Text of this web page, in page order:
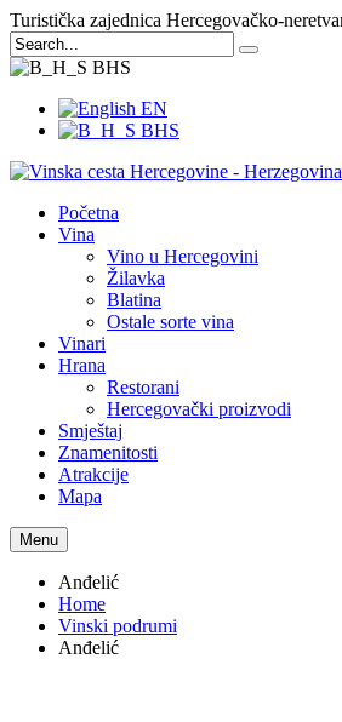
Turistička zajednica Hercegovačko-
BHS
EN
BHS
Početna
Vina
Vino u Hercegovini
Žilavka
Blatina
Ostale sorte vina
Vinari
Hrana
Restorani
Hercegovački proizvodi
Smještaj
Znamenitosti
Atrakcije
Mapa
Menu
Anđelić
Home
Vinski podrumi
Anđelić